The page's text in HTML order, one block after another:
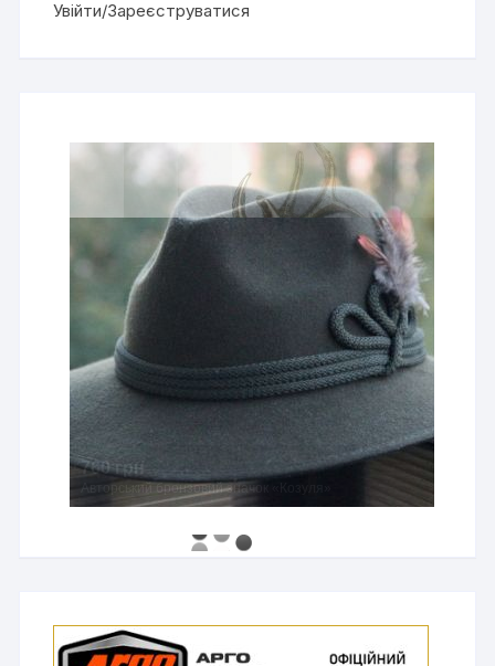
Увійти/Зареєструватися
760 грн
Авторський бронзовий значок «Козуля»